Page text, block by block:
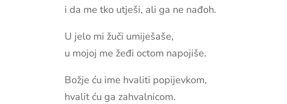
i da me tko utješi, ali ga ne nađoh.
U jelo mi žuči umiješaše,
u mojoj me žeđi octom napojiše.
Božje ću ime hvaliti popijevkom,
hvalit ću ga zahvalnicom.